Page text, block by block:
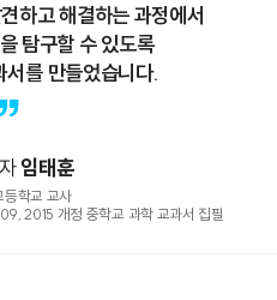
하고 해결하는 과정에서
탐구할 수 있도록
를 만들었습니다.
임태훈
등학교 교사
2015 개정 중학교 과학 교과서 집필